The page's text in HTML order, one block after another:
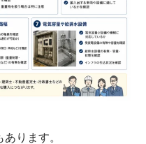
ります。